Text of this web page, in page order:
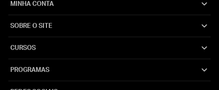
MINHA CONTA
SOBRE O SITE
CURSOS
PROGRAMAS